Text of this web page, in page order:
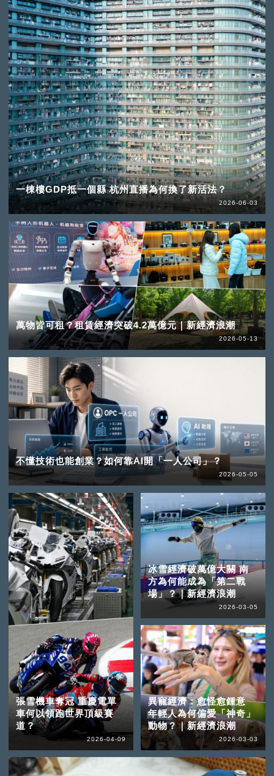
一棟樓GDP抵一個縣 杭州直播為何換了新活法？
2026-06-03
萬物皆可租？租賃經濟突破4.2萬億元｜新經濟浪潮
2026-05-13
不懂技術也能創業？如何靠AI開「一人公司」？
2026-05-05
張雪機車奪冠 重慶電單
車何以領跑世界頂級賽
道？
2026-04-09
冰雪經濟破萬億大關 南
方為何能成為「第二戰
場」？｜新經濟浪潮
2026-03-05
異寵經濟：愈怪愈鍾意
年輕人為何偏愛「神奇」
動物？｜新經濟浪潮
2026-03-03